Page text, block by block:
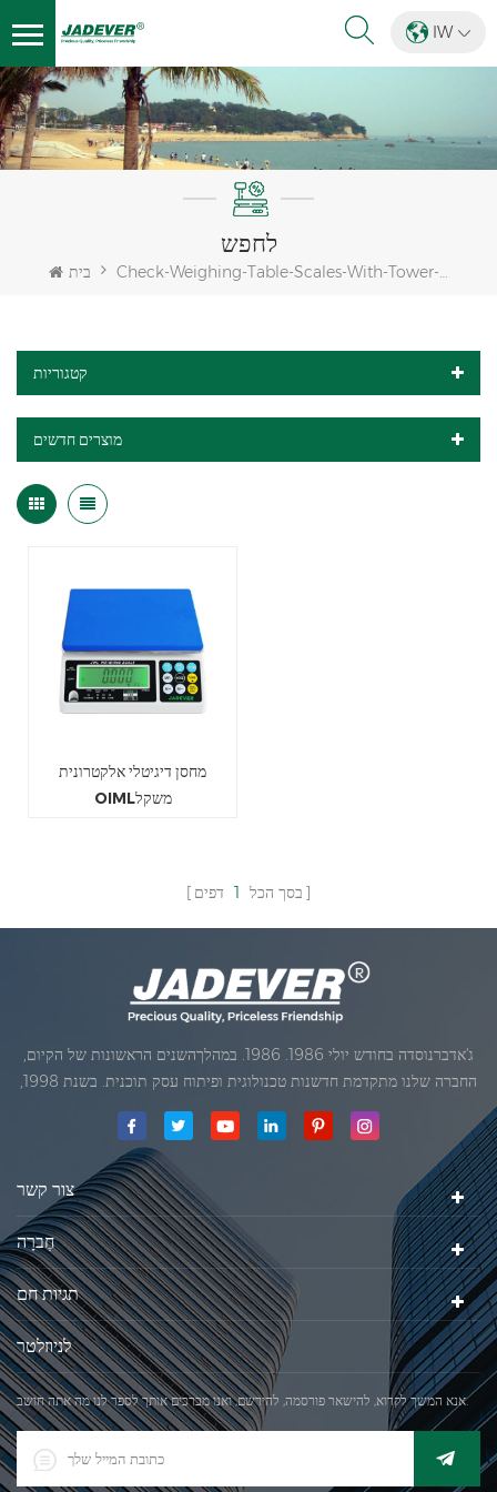
IW
לחפש
בית Check-Weighing-Table-Scales-With-Tower-Light
קטגוריות
מוצרים חדשים
מחסן דיגיטלי אלקטרונית
OIMLמשקל
בסך הכל 1 דפים
ג'אדברנוסדה בחודש יולי 1986. 1986. במהלךהשנים הראשונות של הקיום,
החברה שלנו מתקדמת חדשנות טכנולוגית ופיתוח עסק תוכנית. בשנת 1998,
החברה שלנו השיגה את המטרה האיכותי, כאשר הראשון של המוצרים שלנו
ג'אדברסולם ושות 'בע"מהיה
צור קשר
חֶברָה
תגיות חם
לניוזלטר
אנא המשך לקרוא, להישאר פורסמה, להירשם, ואנו מברכים אותך לספר לנו מה אתה חושב.